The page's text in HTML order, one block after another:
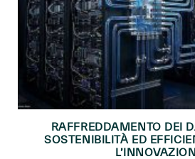
RAFFREDDAMENTO DEI
SOSTENIBILITÀ ED